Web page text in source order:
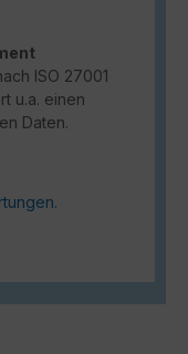
ISO 27001
u.a. einen
Daten.